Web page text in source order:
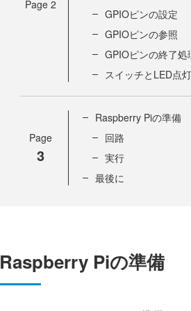
Page 2
GPIOピンの設定
GPIOピンの参照
GPIOピンの終了処
スイッチとLED点
Page
3
Raspberry Piの準備
回路
実行
最後に
Raspberry Piの準備